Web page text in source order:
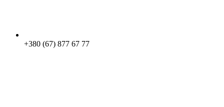
+380 (67) 877 67 77